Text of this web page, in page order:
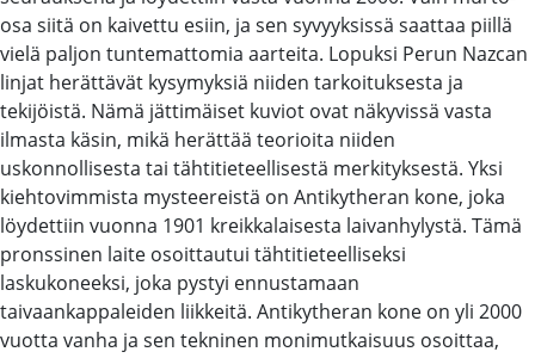
osa siitä on kaivettu esiin, ja sen syvyyksissä saattaa piillä
vielä paljon tuntemattomia aarteita. Lopuksi Perun Nazcan
linjat herättävät kysymyksiä niiden tarkoituksesta ja
tekijöistä. Nämä jättimäiset kuviot ovat näkyvissä vasta
ilmasta käsin, mikä herättää teorioita niiden
uskonnollisesta tai tähtitieteellisestä merkityksestä. Yksi
kiehtovimmista mysteereistä on Antikytheran kone, joka
löydettiin vuonna 1901 kreikkalaisesta laivanhylystä. Tämä
pronssinen laite osoittautui tähtitieteelliseksi
laskukoneeksi, joka pystyi ennustamaan
taivaankappaleiden liikkeitä. Antikytheran kone on yli 2000
vuotta vanha ja sen tekninen monimutkaisuus osoittaa,